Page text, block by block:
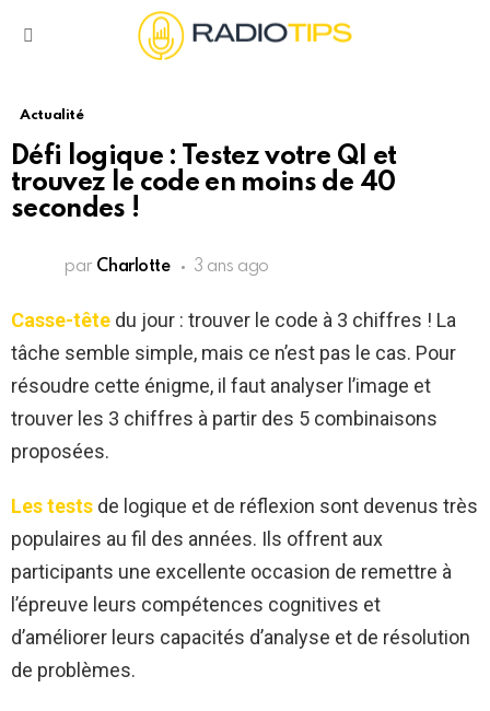
Actualité
Défi logique : Testez votre QI et
trouvez le code en moins de 40
secondes !
par Charlotte 3 ans ago
Casse-tête du jour : trouver le code à 3 chiffres ! La
tâche semble simple, mais ce n’est pas le cas. Pour
résoudre cette énigme, il faut analyser l’image et
trouver les 3 chiffres à partir des 5 combinaisons
proposées.
Les tests de logique et de réflexion sont devenus très
populaires au fil des années. Ils offrent aux
participants une excellente occasion de remettre à
l’épreuve leurs compétences cognitives et
d’améliorer leurs capacités d’analyse et de résolution
de problèmes.